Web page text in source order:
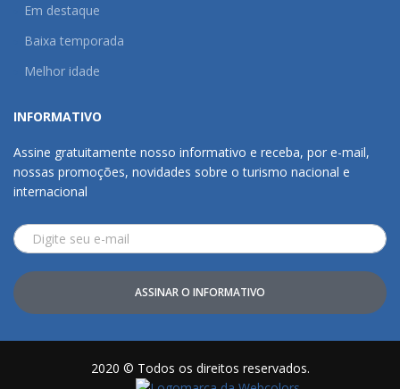
Em destaque
Baixa temporada
Melhor idade
INFORMATIVO
Assine gratuitamente nosso informativo e receba, por e-mail,
nossas promoções, novidades sobre o turismo nacional e
internacional
ASSINAR O INFORMATIVO
2020 © Todos os direitos reservados.